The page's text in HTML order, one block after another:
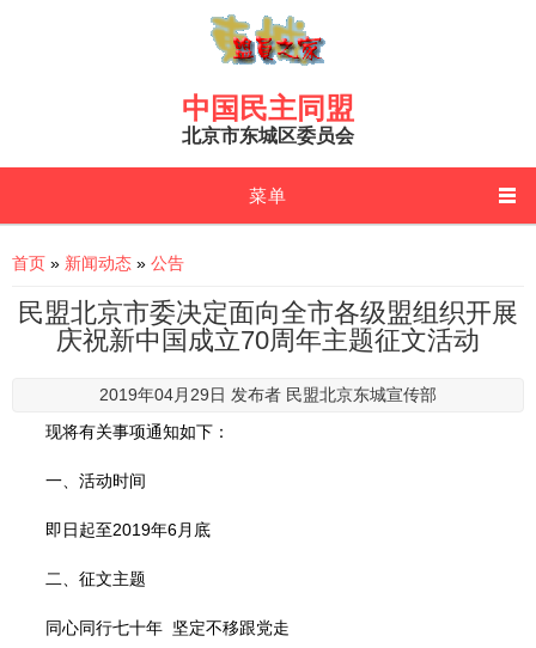
中国民主同盟
北京市东城区委员会
菜单
You are here
首页 » 新闻动态 » 公告
民盟北京市委决定面向全市各级盟组织开展
庆祝新中国成立70周年主题征文活动
2019年04月29日 发布者 民盟北京东城宣传部
现将有关事项通知如下：
一、活动时间
即日起至2019年6月底
二、征文主题
同心同行七十年 坚定不移跟党走